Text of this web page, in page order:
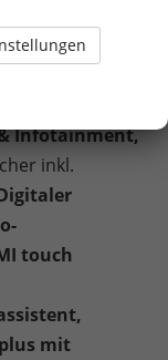
Remote &
experience
Infotainment,
inkl.
touch
mit